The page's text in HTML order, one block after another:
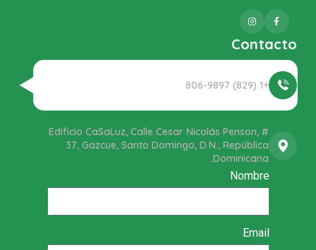
Facebook
Instagram
Contacto
+1 (829) 806-9897
Edificio CaSaLuz, Calle Cesar Nicolás Penson, #
37, Gazcue, Santo Domingo, D.N., República
Dominicana.
Nombre
Email